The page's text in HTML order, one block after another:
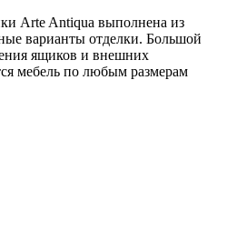
Arte Antiqua выполнена из
варианты отделки. Большой
ящиков и внешних
мебель по любым размерам